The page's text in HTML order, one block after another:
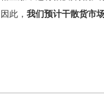
此， 我们预计干散货市